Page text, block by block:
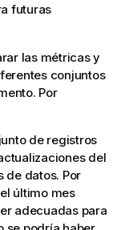
futuras
las métricas y
conjuntos
Por
de registros
del
de datos. Por
último mes
adecuadas para